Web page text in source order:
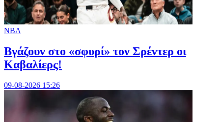
NBA
Bγάζουν στο «σφυρί» τον Σρέντερ οι
Καβαλίερς!
09-08-2026 15:26